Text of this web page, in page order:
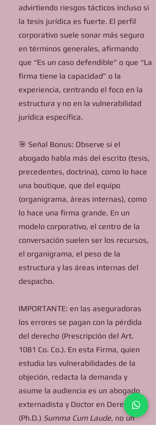
advirtiendo riesgos tácticos incluso si
la tesis jurídica es fuerte. El perfil
corporativo suele sonar más seguro
en términos generales, afirmando
que “Es un caso defendible” o que “La
firma tiene la capacidad” o la
experiencia, centrando el foco en la
estructura y no en la vulnerabilidad
jurídica específica.
🎯 Señal Bonus: Observe si el
abogado habla más del escrito (tesis,
precedentes, doctrina), como lo hace
una boutique, que del equipo
(organigrama, áreas internas), como
lo hace una firma grande. En un
modelo corporativo, el centro de la
conversación suelen ser los recursos,
el organigrama, el peso de la
estructura y las áreas internas del
despacho.
IMPORTANTE: en las aseguradoras
los errores se pagan con la pérdida
del derecho (Prescripción del Art.
1081 Co. Co.). En esta Firma, quien
estudia las vulnerabilidades de la
objeción, redacta la demanda y
asume la audiencia es un abogado
externadista y Doctor en Derecho
(Ph.D.) Summa Cum Laude, no un